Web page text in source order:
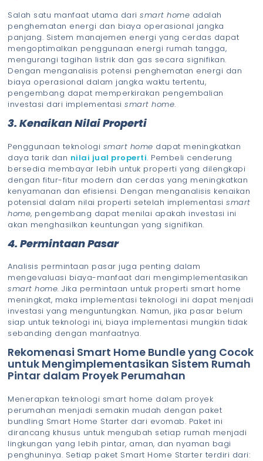
Salah satu manfaat utama darismart home adalah
penghematan energi dan biaya operasional jangka
panjang. Sistem manajemen energi yang cerdas dapat
mengoptimalkan penggunaan energi rumah tangga,
mengurangi tagihan listrik dan gas secara signifikan.
Dengan menganalisis potensi penghematan energi dan
biaya operasional dalam jangka waktu tertentu,
pengembang dapat memperkirakan pengembalian
investasi dari implementasismart home.
3. Kenaikan Nilai Properti
Penggunaan teknologi smart home dapat meningkatkan
daya tarik dan nilai jual properti. Pembeli cenderung
bersedia membayar lebih untuk properti yang dilengkapi
dengan fitur-fitur modern dan cerdas yang meningkatkan
kenyamanan dan efisiensi. Dengan menganalisis kenaikan
potensial dalam nilai properti setelah implementasismart
home, pengembang dapat menilai apakah investasi ini
akan menghasilkan keuntungan yang signifikan.
4. Permintaan Pasar
Analisis permintaan pasar juga penting dalam
mengevaluasi biaya-manfaat dari mengimplementasikan
smart home. Jika permintaan untuk properti smart home
meningkat, maka implementasi teknologi ini dapat menjadi
investasi yang menguntungkan. Namun, jika pasar belum
siap untuk teknologi ini, biaya implementasi mungkin tidak
sebanding dengan manfaatnya.
Rekomenasi Smart Home Bundle yang Cocok
untuk Mengimplementasikan Sistem Rumah
Pintar dalam Proyek Perumahan
Menerapkan teknologi smart home dalam proyek
perumahan menjadi semakin mudah dengan paket
bundling Smart Home Starter dari evomab. Paket ini
dirancang khusus untuk mengubah setiap rumah menjadi
lingkungan yang lebih pintar, aman, dan nyaman bagi
penghuninya. Setiap paket Smart Home Starter terdiri dari: